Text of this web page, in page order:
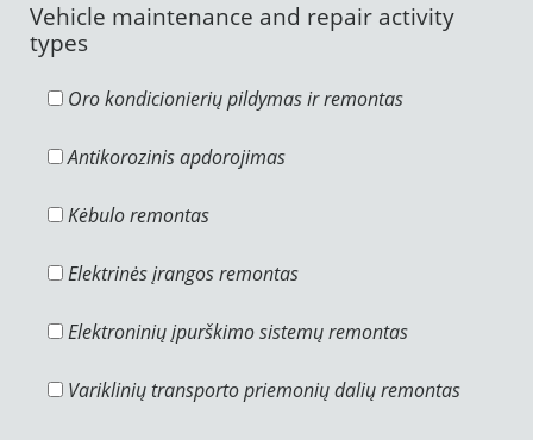
Vehicle maintenance and repair activity
types
Oro kondicionierių pildymas ir remontas
Antikorozinis apdorojimas
Kėbulo remontas
Elektrinės įrangos remontas
Elektroninių įpurškimo sistemų remontas
Variklinių transporto priemonių dalių remontas